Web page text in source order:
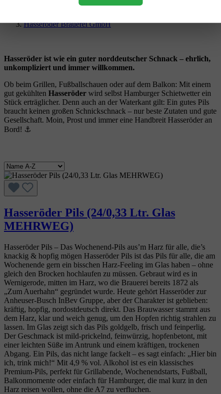
Hasseröder Brauerei GmbH
Hasseröder ist wie ein guter norddeutscher Schnack – ehrlich,
unkompliziert und immer willkommen.
Ob beim Grillen, Fußballschauen oder auf dem Balkon: Mit einem
gut gekühlten Hasseröder wird selbst Hamburger Schietwetter ein
Stück erträglicher. Denn auch an der Waterkant gilt: Ein gutes Pils
braucht keinen großen Schnickschnack – nur beste Zutaten und gute
Gesellschaft. Moin, Prost und immer eine Handbreit Hasseröder an
Bord! ⚓
Hasseröder Pils (24/0,33 Ltr. Glas
MEHRWEG)
Hasseröder Pils – Das Wochenend‑Pils aus’m Harz für alle, die’s
knackig & hopfig mögen Hasseröder Pils ist das Pils für alle, die am
Wochenende gern ein bisschen Harz‑Feeling im Glas haben – ohne
gleich den Brocken hochlaufen zu müssen. Gebraut wird es in
Wernigerode, mitten im Harz, wo die Brauerei bereits 1872 als
„Zum Auerhahn“ gegründet wurde. Heute gehört Hasseröder zur
Anheuser‑Busch InBev Gruppe, aber der Charakter ist geblieben:
kräftig, hopfig, nordostdeutsch direkt. Das Brauwasser stammt aus
dem Harz, klar und weich genug, um den Hopfen richtig strahlen zu
lassen. Im Glas zeigt sich das Pils goldgelb, frisch und feinperlig.
Der Geschmack ist mild‑prickelnd, feinwürzig, hopfenbetont, mit
einer leichten Süße im Antrunk und einem kräftigen, trockenen
Abgang. Ein Pils, das nicht lange fackelt – es sagt einfach: „Hier bin
ich, trink mich!“ Mit 4,9 % vol. Alkohol ist es ein klassisches
Premium‑Pils, perfekt für Grillabende, Wochenendstarts, Fußball,
Balkonmomente oder einfach für Hamburger, die mal kurz in den
Harz reisen wollen, ohne die A7 zu verfluchen.